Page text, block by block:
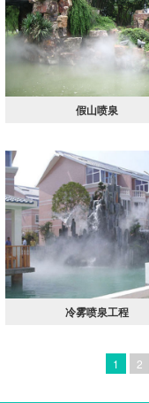
假山喷泉
冷雾喷泉工程
1 2